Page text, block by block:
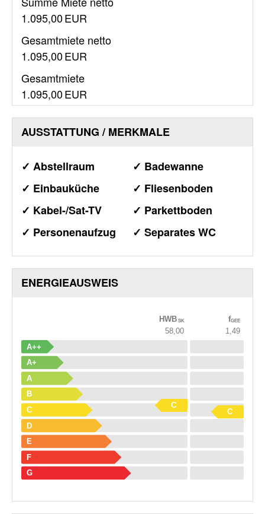
1.095,00 EUR
Gesamtmiete netto
1.095,00 EUR
Gesamtmiete
1.095,00 EUR
AUSSTATTUNG / MERKMALE
✓ Abstellraum
✓ Badewanne
✓ Einbauküche
✓ Fliesenboden
✓ Kabel-/Sat-TV
✓ Parkettboden
✓ Personenaufzug
✓ Separates WC
ENERGIEAUSWEIS
HWB SK
58,00 1,49
fGEE
A++
A+
A
B
C
D
E
F
G
C
C